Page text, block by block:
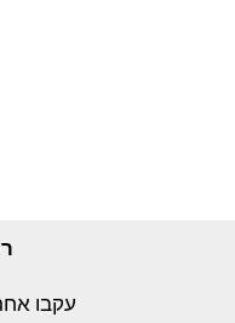
עקבו